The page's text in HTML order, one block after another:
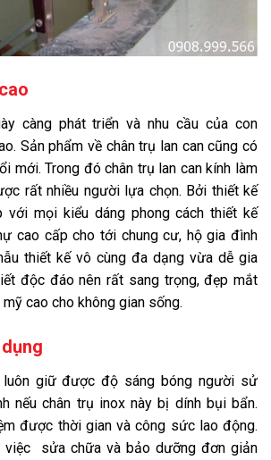
càng phát triển và nhu cầu của con
Sản phẩm về chân trụ lan can cũng có
mới. Trong đó chân trụ lan can kính làm
rất nhiều người lựa chọn. Bởi thiết kế
với mọi kiểu dáng phong cách thiết kế
cao cấp cho tới chung cư, hộ gia đình
thiết kế vô cùng đa dạng vừa dễ gia
độc đáo nên rất sang trọng, đẹp mắt
cao cho không gian sống.
giữ được độ sáng bóng người sử
nếu chân trụ inox này bị dính bụi bẩn.
được thời gian và công sức lao động.
việc
sửa chữa và bảo dưỡng đơn giản